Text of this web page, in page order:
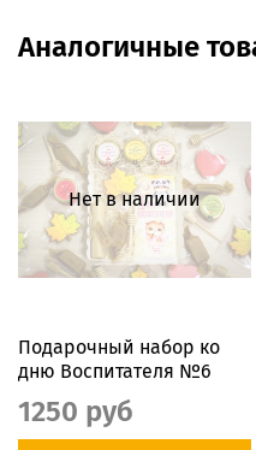
Аналогичные
Нет в наличии
Подарочный набор ко
дню Воспитателя №6
1250 руб